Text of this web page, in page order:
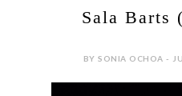
Sala Barts
BY SONIA OCHOA -